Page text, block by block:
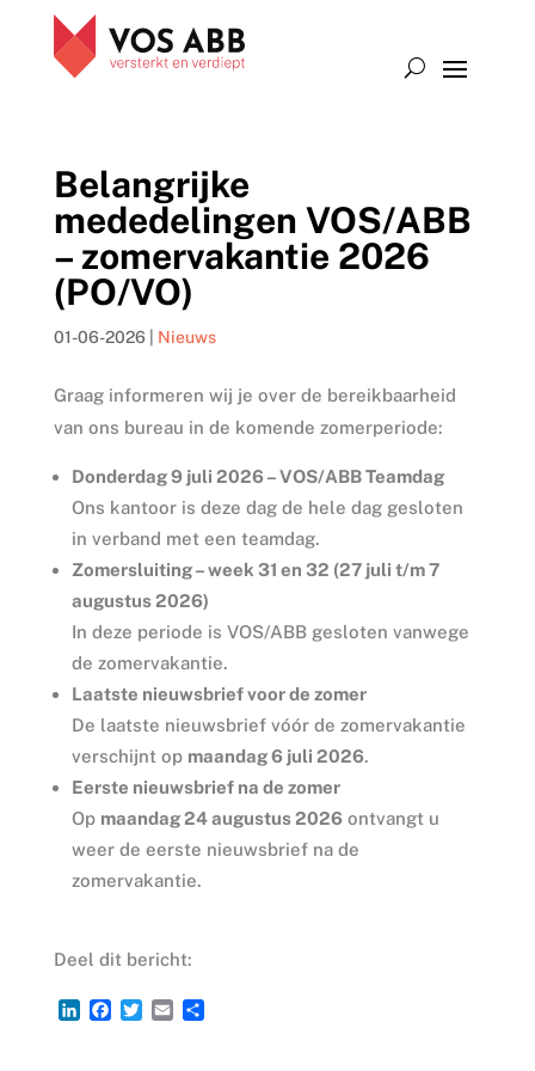
Belangrijke
mededelingen VOS/ABB
– zomervakantie 2026
(PO/VO)
01-06-2026| Nieuws
Graag informeren wij je over de bereikbaarheid
van ons bureau in de komende zomerperiode:
Donderdag 9 juli 2026 – VOS/ABB Teamdag
Ons kantoor is deze dag de hele dag gesloten
in verband met een teamdag.
Zomersluiting – week 31 en 32 (27 juli t/m 7
augustus 2026)
In deze periode is VOS/ABB gesloten vanwege
de zomervakantie.
Laatste nieuwsbrief voor de zomer
De laatste nieuwsbrief vóór de zomervakantie
verschijnt op maandag 6 juli 2026.
Eerste nieuwsbrief na de zomer
Op maandag 24 augustus 2026ontvangt u
weer de eerste nieuwsbrief na de
zomervakantie.
Deel dit bericht:
L
F
T
E
D